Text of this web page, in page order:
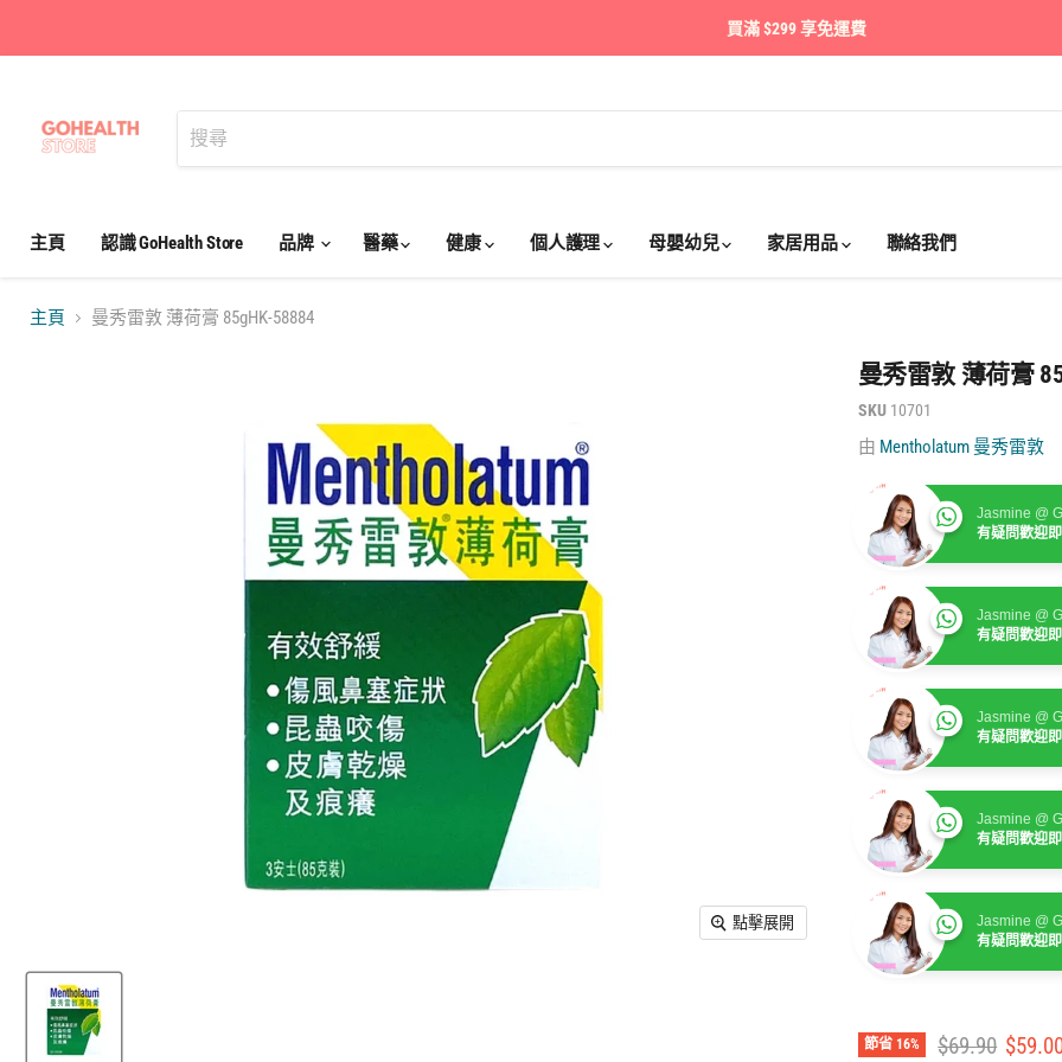
買滿 $299 享免運費
主頁 認識 GoHealth Store 品牌 醫藥 健康 個人護理 母嬰幼兒 家居用品 聯絡我們
主頁 曼秀雷敦 薄荷膏 85gHK-58884
點擊展開
曼秀雷敦 薄荷膏
SKU 10701
由 Mentholatum 曼秀雷敦
Jasmine @
有疑問歡迎
Jasmine @
有疑問歡迎
Jasmine @
有疑問歡迎
Jasmine @
有疑問歡迎
Jasmine @
有疑問歡迎
節省 16% 建議零售價
$69.90 售價